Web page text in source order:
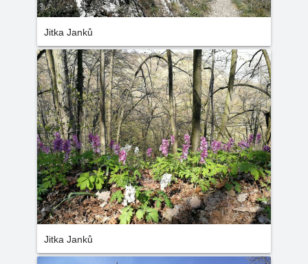
Jitka Janků
Jitka Janků